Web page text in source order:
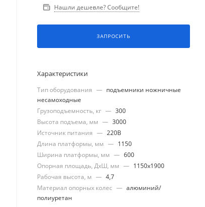
Нашли дешевле? Сообщите!
ЗАПРОСИТЬ
Характеристики
Тип оборудования — подъемники ножничные
несамоходные
Грузоподъемность, кг — 300
Высота подъема, мм — 3000
Источник питания — 220В
Длина платформы, мм — 1150
Ширина платформы, мм — 600
Опорная площадь, ДхШ, мм — 1150x1900
Рабочая высота, м — 4,7
Материал опорных колес — алюминий/
полиуретан